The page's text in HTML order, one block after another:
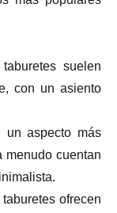
suelen
con un asiento
un aspecto más
menudo cuentan
ofrecen